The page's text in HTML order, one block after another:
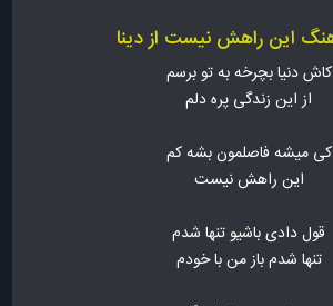
این راهش نیست از دینا
کاش دنیا بچرخه به تو برسم
از این زندگی پره دلم
کی میشه فاصلمون بشه کم
این راهش نیست
قول دادی باشیو تنها شدم
تنها شدم باز من با خودم